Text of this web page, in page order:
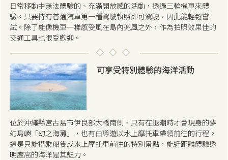
日常移動中無法體驗的、充滿開放感的活動，透過三輪機車來體
驗。只要持有普通汽車第一種駕駛執照即可駕駛，因此能輕鬆嘗
試。除了能像機車一樣感受風在島內兜風之外，作為拍照效果佳的
交通工具也很受歡迎。
可享受特別體驗的海洋活動
位於沖繩縣宮古島市伊良部大橋南側、只有在退潮時才會現身的夢
幻島嶼「幻之海灘」，也有由導遊以水上摩托車帶領前往的行程。
這是只能搭乘船隻或水上摩托車前往的特別景點，能近距離體驗透
明度高的海洋是其魅力。